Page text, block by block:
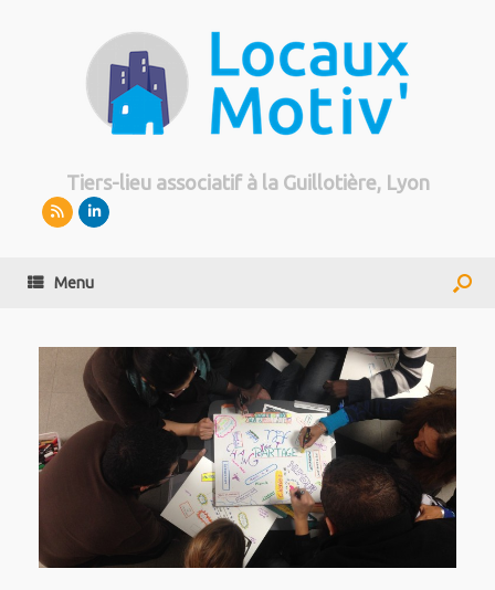
Tiers-lieu associatif à la Guillotière, Lyon
Menu